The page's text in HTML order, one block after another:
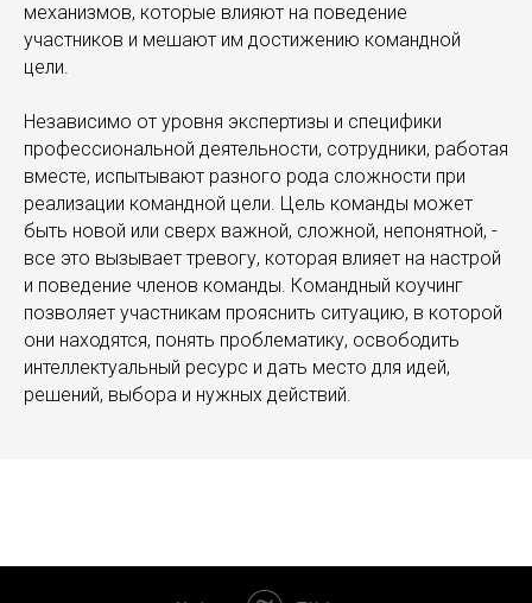
механизмов, которые влияют на поведение
участников и мешают им достижению командной
цели.
Независимо от уровня экспертизы и специфики
профессиональной деятельности, сотрудники, работая
вместе, испытывают разного рода сложности при
реализации командной цели. Цель команды может
быть новой или сверх важной, сложной, непонятной, -
все это вызывает тревогу, которая влияет на настрой
и поведение членов команды. Командный коучинг
позволяет участникам прояснить ситуацию, в которой
они находятся, понять проблематику, освободить
интеллектуальный ресурс и дать место для идей,
решений, выбора и нужных действий.